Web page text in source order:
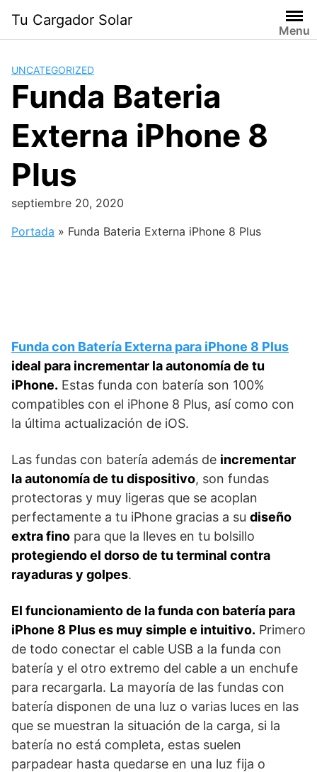
contenido
Tu Cargador Solar
Menu
UNCATEGORIZED
Funda Bateria
Externa iPhone 8
Plus
septiembre 20, 2020
Portada » Funda Bateria Externa iPhone 8 Plus
Funda con Batería Externa para iPhone 8 Plus
ideal para incrementar la autonomía de tu
iPhone. Estas funda con batería son 100%
compatibles con el iPhone 8 Plus, así como con
la última actualización de iOS.
Las fundas con batería además de incrementar
la autonomía de tu dispositivo, son fundas
protectoras y muy ligeras que se acoplan
perfectamente a tu iPhone gracias a su diseño
extra fino para que la lleves en tu bolsillo
protegiendo el dorso de tu terminal contra
rayaduras y golpes.
El funcionamiento de la funda con batería para
iPhone 8 Plus es muy simple e intuitivo. Primero
de todo conectar el cable USB a la funda con
batería y el otro extremo del cable a un enchufe
para recargarla. La mayoría de las fundas con
batería disponen de una luz o varias luces en las
que se muestran la situación de la carga, si la
batería no está completa, estas suelen
parpadear hasta quedarse en una luz fija o